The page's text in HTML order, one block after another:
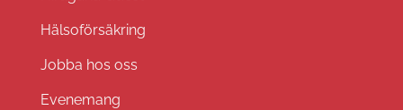
Hälsoförsäkring
Jobba hos oss
Evenemang